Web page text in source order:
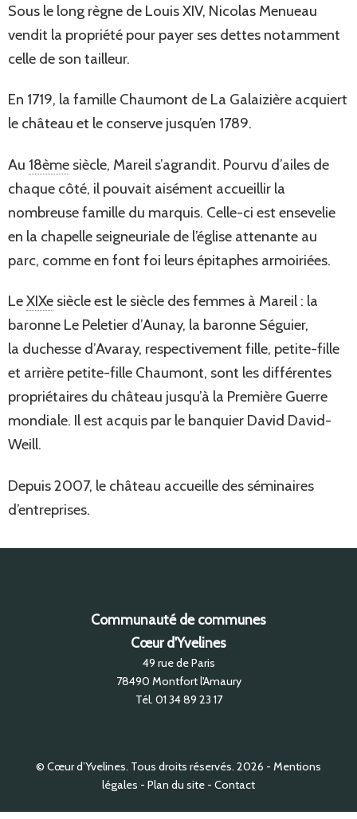
Sous le long règne de Louis XIV, Nicolas Menueau
vendit la propriété pour payer ses dettes notamment
celle de son tailleur.
En 1719, la famille Chaumont de La Galaizière acquiert
le château et le conserve jusqu’en 1789.
Au 18ème siècle, Mareil s’agrandit. Pourvu d’ailes de
chaque côté, il pouvait aisément accueillir la
nombreuse famille du marquis. Celle-ci est ensevelie
en la chapelle seigneuriale de l’église attenante au
parc, comme en font foi leurs épitaphes armoiriées.
LeXIXe siècle est le siècle des femmes à Mareil : la
baronne Le Peletier d’Aunay, la baronne Séguier,
la duchesse d’Avaray, respectivement fille, petite-fille
et arrière petite-fille Chaumont, sont les différentes
propriétaires du château jusqu’à la Première Guerre
mondiale. Il est acquis par le banquier David David-
Weill.
Depuis 2007, le château accueille des séminaires
d’entreprises.
Communauté de communes
Cœur d'Yvelines
49 rue de Paris
78490 Montfort l'Amaury
Tél. 01 34 89 23 17
© Cœur d’Yvelines. Tous droits réservés. 2026
Mentions
légales
Plan du site Contact